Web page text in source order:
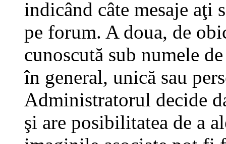
indicând câte mesaje aţi
pe forum. A doua, de
cunoscută sub numele
în general, unică sau
Administratorul decide
şi are posibilitatea de a